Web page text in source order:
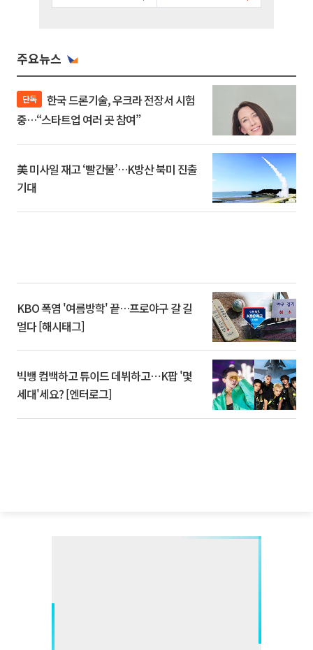
주요뉴스
단독
중…“스타트업 여러 곳 참여”
美 미사일 재고 ‘빨간불’…K방산 북미 진출
기대
KBO 폭염 '여름방학' 끝…프로야구 갈 길
멀다 [해시태그]
빅뱅 컴백하고 튜이드 데뷔하고⋯K팝 '몇
세대'세요? [엔터로그]